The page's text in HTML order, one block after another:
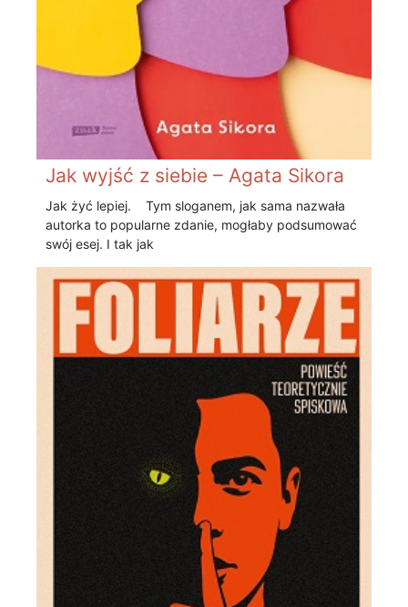
Jak wyjść z siebie – Agata Sikora
Jak żyć lepiej. Tym sloganem, jak sama nazwała
autorka to popularne zdanie, mogłaby podsumować
swój esej. I tak jak